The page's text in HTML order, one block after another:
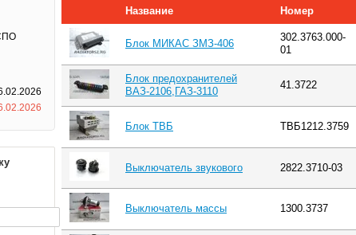
Название Номер
Блок МИКАС ЗМЗ-406
302.3763.000-
01
Блок предохранителей
ВАЗ-2106,ГАЗ-3110
41.3722
Блок ТВБ ТВБ1212.3759
Выключатель звукового 2822.3710-03
Выключатель массы 1300.3737